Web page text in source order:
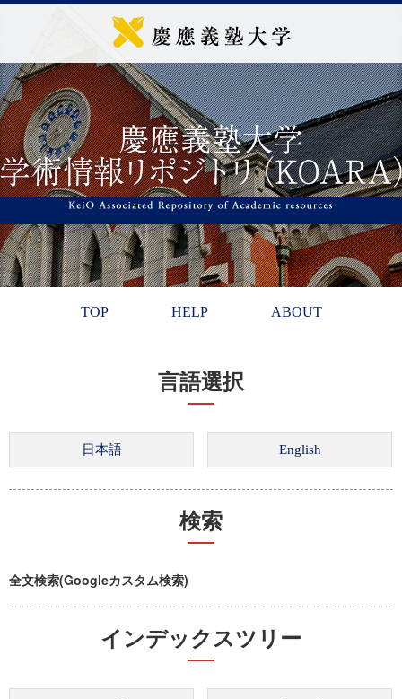
TOP HELP ABOUT
言語選択
検索
全文検索(Googleカスタム検索)
インデックスツリー